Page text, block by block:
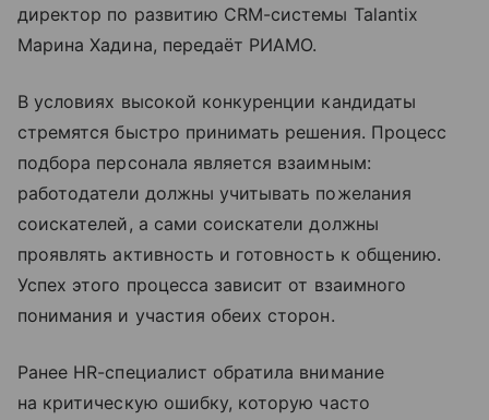
директор по развитию CRM-системы Talantix
Марина Хадина, передаёт РИАМО.
В условиях высокой конкуренции кандидаты
стремятся быстро принимать решения. Процесс
подбора персонала является взаимным:
работодатели должны учитывать пожелания
соискателей, а сами соискатели должны
проявлять активность и готовность к общению.
Успех этого процесса зависит от взаимного
понимания и участия обеих сторон.
Ранее HR-специалист обратила внимание
на критическую ошибку, которую часто